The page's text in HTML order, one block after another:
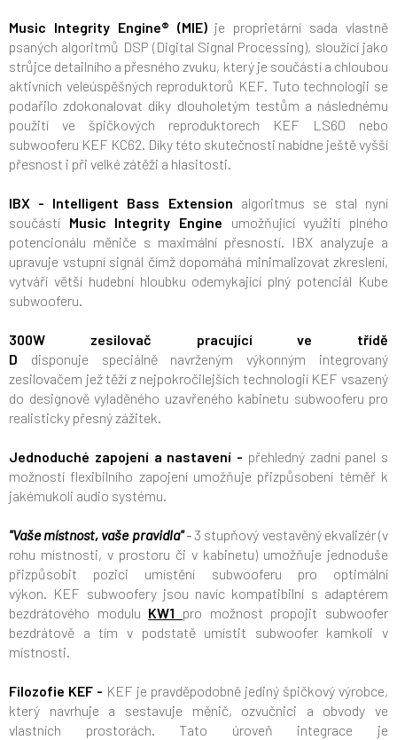
Music Integrity Engine® (MIE)je proprietární sada vlastně
psaných algoritmů DSP (Digital Signal Processing), sloužící jako
strůjce detailního a přesného zvuku, který je součástí a chloubou
aktivních veleúspěšných reproduktorů KEF. Tuto technologii se
podařilo zdokonalovat díky dlouholetým testům a následnému
použití ve špičkových reproduktorech KEF LS60 nebo
subwooferu KEF KC62. Díky této skutečnosti nabídne ještě vyšší
přesnost i při velké zátěži a hlasitosti.
IBX - Intelligent Bass Extension algoritmus se stal nyní
součástí Music Integrity Engine umožňující využití plného
potencionálu měniče s maximální přesností. IBX analyzuje a
upravuje vstupní signál čímž dopomáhá minimalizovat zkreslení,
vytváří větší hudební hloubku odemykající plný potenciál Kube
subwooferu.
300W zesilovač pracující ve třídě
D disponuje speciálně navrženým výkonným integrovaný
zesilovačem jež těží z nejpokročilejších technologií KEF vsazený
do designově vyladěného uzavřeného kabinetu subwooferu pro
realisticky přesný zážitek.
Jednoduché zapojení a nastavení - přehledný zadní panel s
možností flexibilního zapojení umožňuje přizpůsobení téměř k
jakémukoli audio systému.
"Vaše místnost, vaše pravidla"-3 stupňový vestavěný ekvalizér (v
rohu místnosti, v prostoru či v kabinetu) umožňuje jednoduše
přizpůsobit pozici umístění subwooferu pro optimální
výkon. KEF subwoofery jsou navíc kompatibilní s adaptérem
bezdrátového modulu KW1 pro možnost propojit subwoofer
bezdrátově a tím v podstatě umístit subwoofer kamkoli v
místnosti.
Filozofie KEF - KEF je pravděpodobně jediný špičkový výrobce,
který navrhuje a sestavuje měnič, ozvučnici a obvody ve
vlastních prostorách. Tato úroveň integrace je